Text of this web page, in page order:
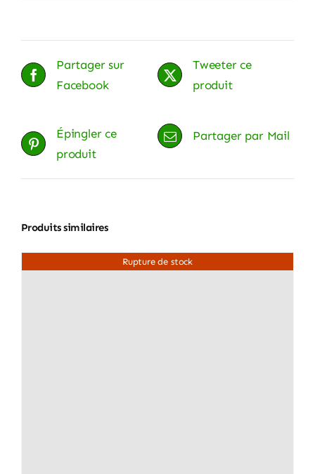
Partager sur
Facebook
Tweeter ce
produit
Épingler ce
produit
Partager par Mail
Produits similaires
Rupture de stock